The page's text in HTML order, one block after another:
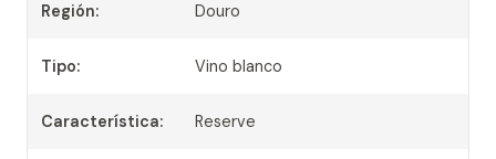
Región: Douro
Tipo: Vino blanco
Característica: Reserve